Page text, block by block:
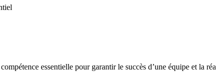
essentielle pour garantir le succès d’une équipe et la